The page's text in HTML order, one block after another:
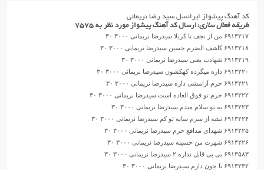
کد آهنگ پیشواز ایرانسل سید رضا نریمانی
طریقه فعال سازی:ارسال کد آهنگ پیشواز مورد نظر به ۷۵۷۵
۶۹۱۳۲۱۷ من از نجف تا کربلا سیدرضا نریمانی ۳۰۰۰ ۳۰
۶۹۱۳۲۱۸ کاشف الضرم حسین سیدرضا نریمانی ۳۰۰۰ ۳۰
۶۹۱۳۲۱۹ شهادت یعنی سیدرضا نریمانی ۳۰۰۰ ۳۰
۶۹۱۳۲۲۰ داره میگرده کهکشون سیدرضا نریمانی ۳۰۰۰ ۳۰
۶۹۱۳۲۲۱ حرم آرامشی داره سیدرضا نریمانی ۳۰۰۰ ۳۰
۶۹۱۳۲۲۲ حرم تو فوق العاده است سیدرضا نریمانی ۳۰۰۰ ۳۰
۶۹۱۳۲۲۳ به تو سلام میدم سیدرضا نریمانی ۳۰۰۰ ۳۰
۶۹۱۳۲۲۴ نشه از سرم سایه تو کم سیدرضا نریمانی ۳۰۰۰ ۳۰
۶۹۱۳۲۲۵ شهدای مدافع حرم سیدرضا نریمانی ۳۰۰۰ ۳۰
۶۹۱۳۲۲۶ شهرت من حسینه سیدرضا نریمانی ۳۰۰۰ ۳۰
۶۹۱۳۵۸۳ بی بی قابل نداره ۲ سیدرضا نریمانی ۳۰۰۰ ۳۰
۶۹۱۳۲۳۲ تا جون دارم سیدرضا نریمانی ۳۰۰۰ ۳۰